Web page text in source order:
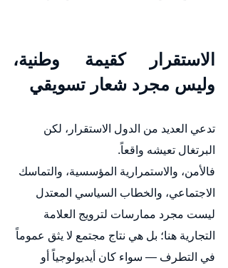
وليس مجرد شعار تسويقي
تدعي العديد من الدول الاستقرار، لكن
البرتغال تعيشه واقعاً.
فالأمن، والاستمرارية المؤسسية، والتماسك
الاجتماعي، والخطاب السياسي المعتدل
ليست مجرد ممارسات لترويج العلامة
التجارية هنا؛ بل هي نتاج مجتمع لا يثق عموماً
في التطرف — سواء كان أيديولوجياً أو